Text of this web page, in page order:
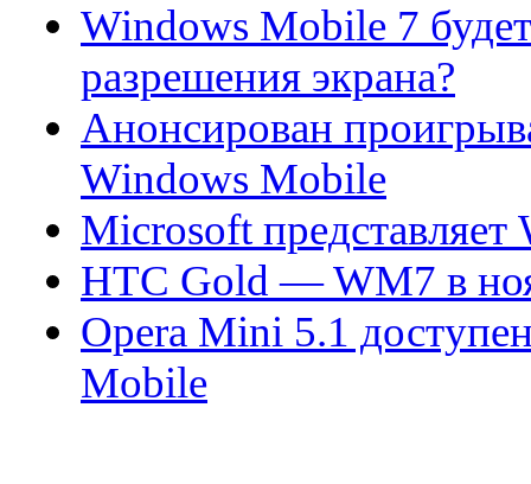
Windows Mobile 7
разрешения экрана?
Анонсирован
Windows Mobile
Microsoft
HTC Gold — WM7 в
Opera Mini 5.1
Mobile